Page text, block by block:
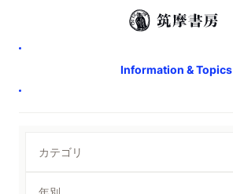
Information & Topics